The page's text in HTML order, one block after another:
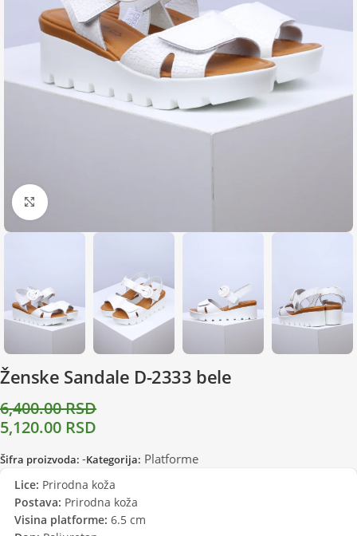
Zumiraj sliku
Ženske Sandale D-2333 bele
6,400.00RSD
5,120.00 RSD
Šifra proizvoda: -Kategorija: Platforme
Lice: Prirodna koža
Postava: Prirodna koža
Visina platforme: 6.5 cm